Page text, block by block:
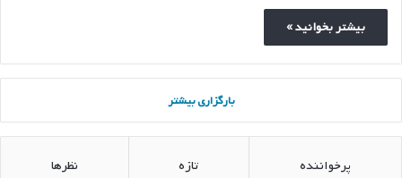
بیشتر بخوانید »
بارگزاری بیشتر
پرخواننده تازه نظرها